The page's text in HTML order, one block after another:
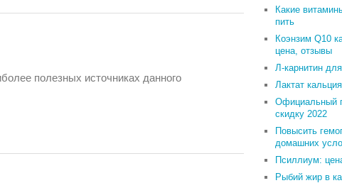
полезных источниках данного
Какие
пить
Коэнзим Q10
цена, отзывы
Л-карнитин
Лактат
Официальный
скидку 2022
Повысить
домашних
Псиллиум:
Рыбий жир в